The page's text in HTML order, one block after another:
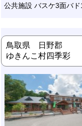
公共施設 バスケ3面バ
鳥取県 日野郡
ゆきんこ村四季彩